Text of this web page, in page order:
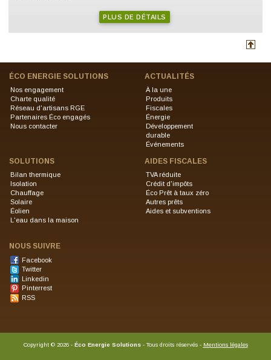
PLUS DE DÉTAILS
ÉCO ENERGIE SOLUTIONS
Nos engagement
Charte qualité
Réseau d'artisans RGE
Partenaires Éco engagés
Nous contacter
ACTUALITÉS
À la une
Produits
Fiscales
Énergie
Développement
durable
Événements
SOLUTIONS
Bilan thermique
Isolation
Chauffage
Solaire
Éolien
L'eau dans la maison
AIDES FISCALES
TVA réduite
Crédit d'impôts
Éco Prêt à taux zéro
Autres prêts
Aides et subventions
NOUS SUIVRE
Facebook
Twitter
Linkedin
Pinterrest
RSS
Copyright ©2026 - Éco Energie Solutions- Tous droits réservés - Mentions légales